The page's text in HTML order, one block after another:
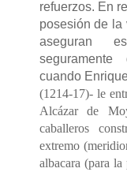
refuerzos. En
posesión de la
aseguran
cuando
(1214-17)- le
Alcázar de
caballeros
extremo
albacara (para